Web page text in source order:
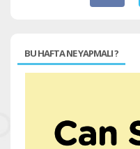
BU HAFTA NE YAPMALI ?